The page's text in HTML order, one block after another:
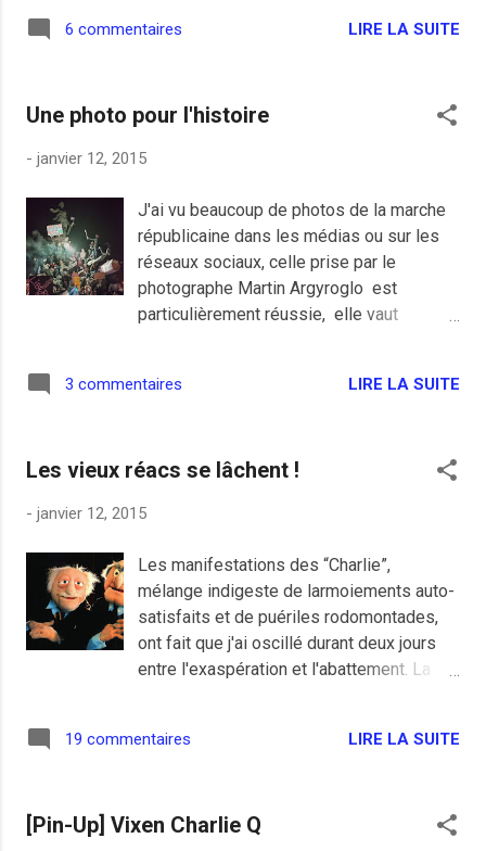
comme nous le conte le roman tragique
Français qu’il est la solution de
compromis...
être capable de lire l'avant dernier numéro
assez fier de ce qui s'est passé dans
doute que ce n'est pas la fin de la
grands responsables religieux, comme le
grand Mufti de Jérusalem par exemple,
condamnent déjà la une du dernier Charlie
Hebdo en parlant d'insulte faite aux
musulmans, ils n'ont évidement pas
abrutis de salafistes ou alors ils sont
6 commentaires LIRE LA SUITE
Une photo pour l'histoire
- janvier 12, 2015
J'ai vu beaucoup de photos de la marche
républicaine dans les médias ou sur les
réseaux sociaux, celle prise par le
photographe Martin Argyroglo est
particulièrement réussie, elle vaut
3 commentaires LIRE LA SUITE
Les vieux réacs se lâchent !
- janvier 12, 2015
Les manifestations des “Charlie”,
mélange indigeste de larmoiements auto-
satisfaits et de puériles rodomontades,
ont fait que j'ai oscillé durant deux jours
entre l'exaspération et l'abattement. La
absolument hallucinante." Statler Goux .
participants le souvenir de cet
19 commentaires LIRE LA SUITE
[Pin-Up] Vixen Charlie Q